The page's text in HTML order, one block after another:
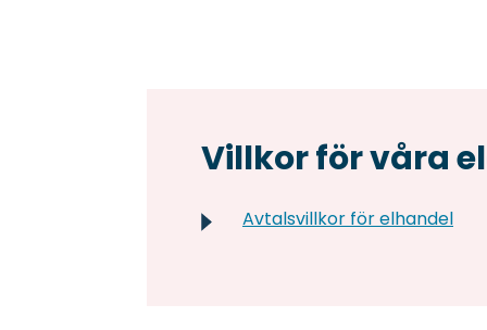
Villkor för våra
Avtalsvillkor för elhandel